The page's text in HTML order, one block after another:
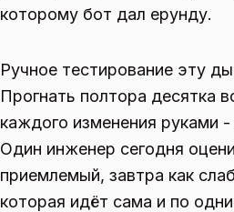
которому бот дал ерунду.
Ручное тестирование эту
Прогнать полтора десятка
каждого изменения руками
Один инженер сегодня
приемлемый, завтра как
которая идёт сама и по